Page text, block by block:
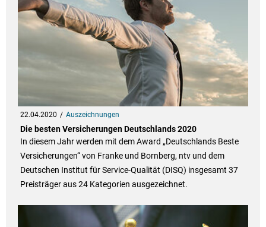
22.04.2020 Auszeichnungen
Die besten Versicherungen Deutschlands 2020
In diesem Jahr werden mit dem Award „Deutschlands Beste
Versicherungen“ von Franke und Bornberg, ntv und dem
Deutschen Institut für Service-Qualität (DISQ) insgesamt 37
Preisträger aus 24 Kategorien ausgezeichnet.